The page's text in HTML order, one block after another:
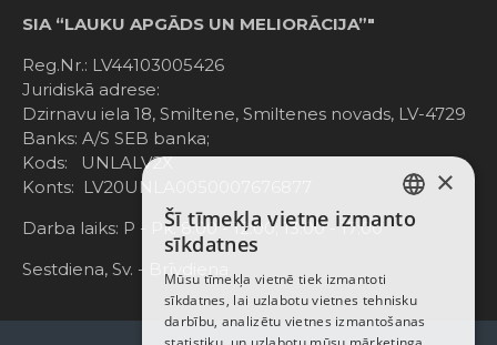
SIA “LAUKU APGĀDS UN MELIORĀCIJA”"
Reg.Nr.: LV44103005426
Juridiskā adrese:
Dzirnavu iela 18, Smiltene, Smiltenes novads, LV-4729
Banks: A/S SEB banka;
Kods: UNLALV2X
Konts: LV20UNLA0050007676877
Darba laiks: P - Pk. 8:00 - 12:00; 13:00 - 17:00
Sestdiena, Sv. - Brīvdiena
LATVIAN
ENGLISH
×
Šī tīmekļa vietne izmanto
sīkdatnes
Mūsu tīmekļa vietnē tiek izmantoti
sīkdatnes, lai uzlabotu vietnes tehnisku
darbību, analizētu vietnes izmantošanas